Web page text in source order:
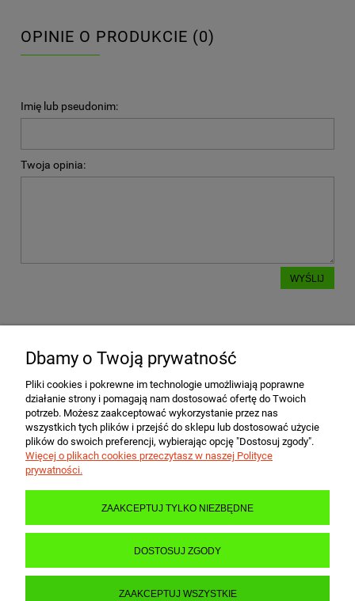
OPINIE O PRODUKCIE (0)
Imię lub pseudonim:
Twoja opinia:
WYŚLIJ
POMOC
MOJE KONTO
PŁATNOŚCI I DOSTAWA
INFORMACJE
Dbamy o Twoją prywatność
Pliki cookies i pokrewne im technologie umożliwiają poprawne
działanie strony i pomagają nam dostosować ofertę do Twoich
potrzeb. Możesz zaakceptować wykorzystanie przez nas
wszystkich tych plików i przejść do sklepu lub dostosować użycie
plików do swoich preferencji, wybierając opcję "Dostosuj zgody".
Więcej o plikach cookies przeczytasz w naszej Polityce
prywatności.
ZAAKCEPTUJ TYLKO NIEZBĘDNE
DOSTOSUJ ZGODY
ZAAKCEPTUJ WSZYSTKIE